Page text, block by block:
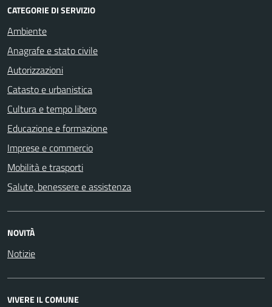
CATEGORIE DI SERVIZIO
Ambiente
Anagrafe e stato civile
Autorizzazioni
Catasto e urbanistica
Cultura e tempo libero
Educazione e formazione
Imprese e commercio
Mobilità e trasporti
Salute, benessere e assistenza
NOVITÀ
Notizie
VIVERE IL COMUNE